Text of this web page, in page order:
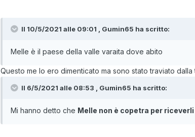
Il 10/5/2021 alle 09:01 , Gumin65 ha scritto:
Melle è il paese della valle varaita dove abito
Questo me lo ero dimenticato ma sono stato traviato
Il 6/5/2021 alle 08:53 , Gumin65 ha scritto:
Mi hanno detto che Melle non è copetra per